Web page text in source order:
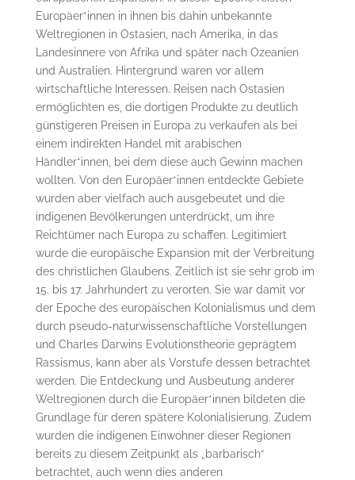
Europäer*innen in ihnen bis dahin unbekannte
Weltregionen in Ostasien, nach Amerika, in das
Landesinnere von Afrika und später nach Ozeanien
und Australien. Hintergrund waren vor allem
wirtschaftliche Interessen. Reisen nach Ostasien
ermöglichten es, die dortigen Produkte zu deutlich
günstigeren Preisen in Europa zu verkaufen als bei
einem indirekten Handel mit arabischen
Händler*innen, bei dem diese auch Gewinn machen
wollten. Von den Europäer*innen entdeckte Gebiete
wurden aber vielfach auch ausgebeutet und die
indigenen Bevölkerungen unterdrückt, um ihre
Reichtümer nach Europa zu schaffen. Legitimiert
wurde die europäische Expansion mit der Verbreitung
des christlichen Glaubens. Zeitlich ist sie sehr grob im
15. bis 17. Jahrhundert zu verorten. Sie war damit vor
der Epoche des europäischen Kolonialismus und dem
durch pseudo-naturwissenschaftliche Vorstellungen
und Charles Darwins Evolutionstheorie geprägtem
Rassismus, kann aber als Vorstufe dessen betrachtet
werden. Die Entdeckung und Ausbeutung anderer
Weltregionen durch die Europäer*innen bildeten die
Grundlage für deren spätere Kolonialisierung. Zudem
wurden die indigenen Einwohner dieser Regionen
bereits zu diesem Zeitpunkt als „barbarisch“
betrachtet, auch wenn dies anderen